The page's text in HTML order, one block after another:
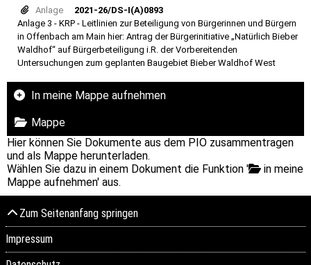
Anlage
2021-26/DS-I(A)0893
Anlage 3 - KRP - Leitlinien zur Beteiligung von Bürgerinnen und Bürgern
in Offenbach am Main hier: Antrag der Bürgerinitiative „Natürlich Bieber
Waldhof“ auf Bürgerbeteiligung i.R. der Vorbereitenden
Untersuchungen zum geplanten Baugebiet Bieber Waldhof West
In meine Mappe aufnehmen
Mappe
Hier können Sie Dokumente aus dem PIO zusammentragen
und als Mappe herunterladen.
Wählen Sie dazu in einem Dokument die Funktion '
in meine
Mappe aufnehmen' aus.
Zum Seitenanfang springen
Impressum